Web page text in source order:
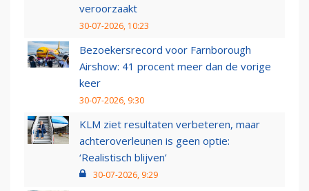
veroorzaakt
30-07-2026, 10:23
Bezoekersrecord voor Farnborough
Airshow: 41 procent meer dan de vorige
keer
30-07-2026, 9:30
KLM ziet resultaten verbeteren, maar
achteroverleunen is geen optie:
‘Realistisch blijven’
30-07-2026, 9:29